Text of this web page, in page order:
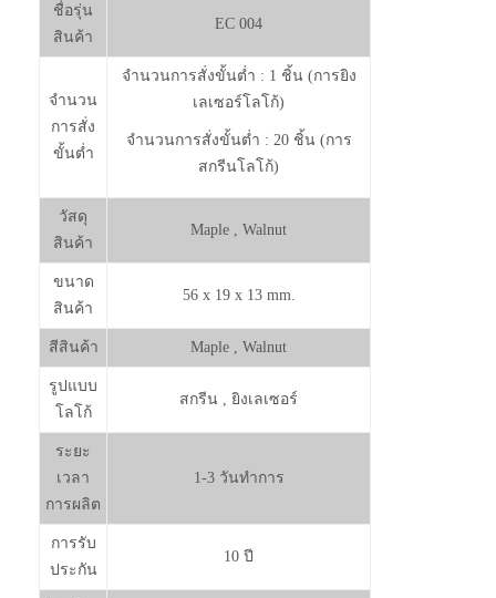
ชื่อรุ่น
สินค้า
EC 004
จำนวน
การสั่ง
ขั้นต่ำ
จำนวนการสั่งขั้นต่ำ : 1 ชิ้น (การยิง
เลเซอร์โลโก้)
จำนวนการสั่งขั้นต่ำ : 20 ชิ้น (การ
สกรีนโลโก้)
วัสดุ
สินค้า
Maple , Walnut
ขนาด
สินค้า
56 x 19 x 13 mm.
สีสินค้า Maple , Walnut
รูปแบบ
โลโก้
สกรีน , ยิงเลเซอร์
ระยะ
เวลา
การผลิต
1-3 วันทำการ
การรับ
ประกัน
10 ปี